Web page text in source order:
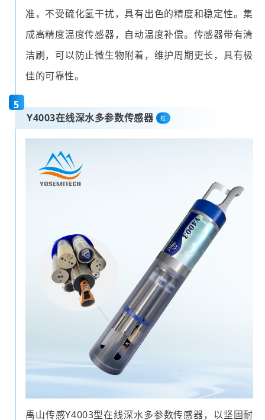
准，不受硫化氢干扰，具有出色的精度和稳定性。集
成高精度温度传感器，自动温度补偿。传感器带有清
洁刷，可以防止微生物附着，维护周期更长，具有极
佳的可靠性。
5
Y4003在线深水多参数传感器
推
禹山传感Y4003型在线深水多参数传感器，以坚固耐